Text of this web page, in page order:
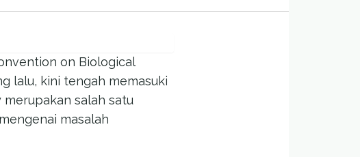
on Biological
lalu, kini tengah memasuki
salah satu
masalah